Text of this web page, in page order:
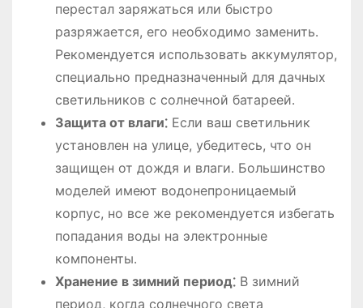
перестал заряжаться или быстро
разряжается, его необходимо заменить․
Рекомендуется использовать аккумулятор,
специально предназначенный для дачных
светильников с солнечной батареей․
Защита от влаги⁚Если ваш светильник
установлен на улице, убедитесь, что он
защищен от дождя и влаги․ Большинство
моделей имеют водонепроницаемый
корпус, но все же рекомендуется избегать
попадания воды на электронные
компоненты․
Хранение в зимний период⁚В зимний
период, когда солнечного света